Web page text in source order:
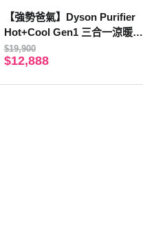
【強勢爸氣】Dyson Purifier
Hot+Cool Gen1 三合一涼暖空
氣清淨機 HP10 白
$19,900
$12,888